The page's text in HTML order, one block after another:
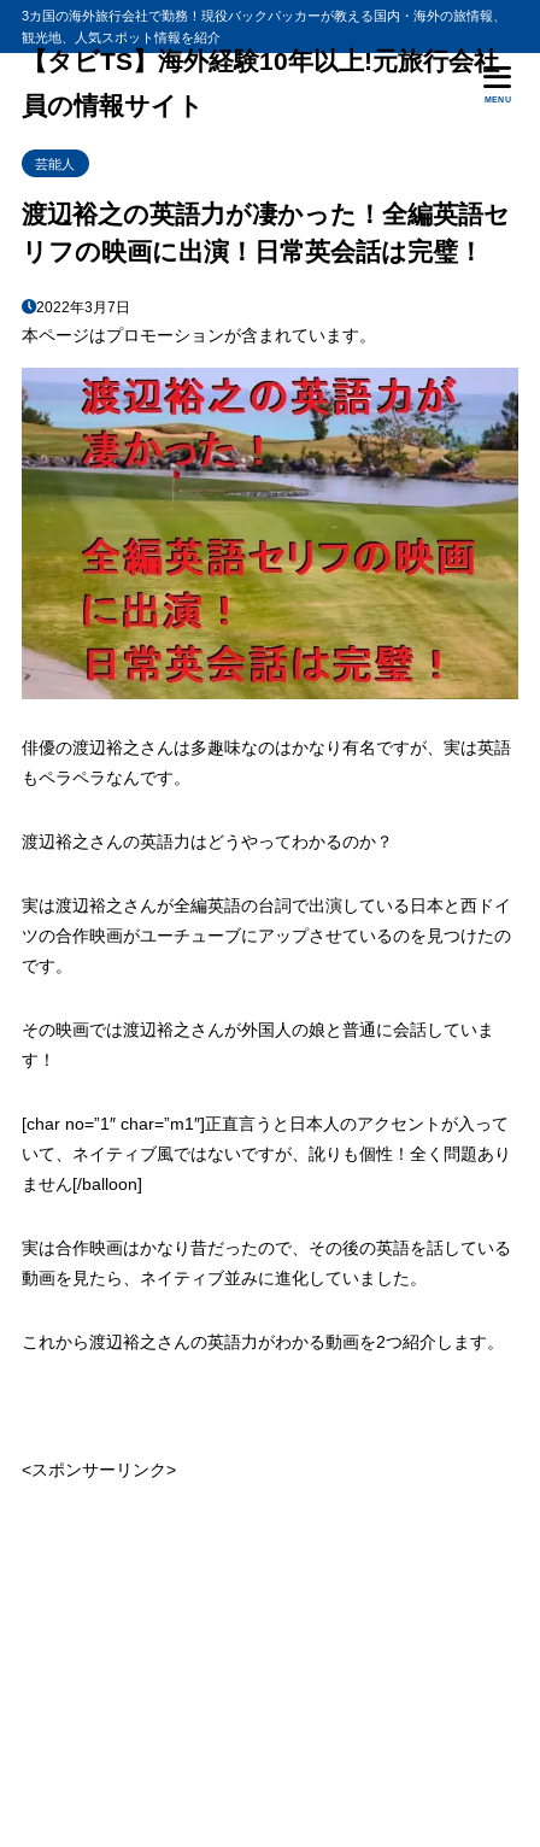
3カ国の海外旅行会社で勤務！現役バックパッカーが教える国内・海外の旅情報、
観光地、人気スポット情報を紹介
【タビTS】海外経験10年以上!元旅行会社
員の情報サイト
MENU
芸能人
渡辺裕之の英語力が凄かった！全編英語セ
リフの映画に出演！日常英会話は完璧！
2022年3月7日
本ページはプロモーションが含まれています。
俳優の渡辺裕之さんは多趣味なのはかなり有名ですが、実は英語
もペラペラなんです。
渡辺裕之さんの英語力はどうやってわかるのか？
実は渡辺裕之さんが全編英語の台詞で出演している日本と西ドイ
ツの合作映画がユーチューブにアップさせているのを見つけたの
です。
その映画では渡辺裕之さんが外国人の娘と普通に会話していま
す！
[char no=”1″ char=”m1″]正直言うと 日本人のアクセントが入って
いて、ネイティブ風ではないですが、訛りも個性！全く問題あり
ません[/balloon]
実は合作映画はかなり昔だったので、その後の英語を話している
動画を見たら、ネイティブ並みに進化していました。
これから渡辺裕之さんの英語力がわかる動画を2つ紹介します。
<スポンサーリンク>
目次
2 渡辺裕之さんPINGアメリカ本社でクラブのトータルフィッティング
3 英語ペラペラ芸能人の関連記事